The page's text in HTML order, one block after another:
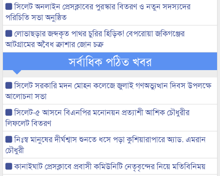
সিলেট অনলাইন প্রেসক্লাবের পুরস্কার বিতরণ ও নতুন সদস্যদের
পরিচিতি সভা অনুষ্ঠিত
লোভাছড়ার জব্দকৃত পাথর চুরির হিড়িক! বেপরোয়া জকিগঞ্জের
আটগ্রামের অবৈধ ক্রাশার জোন চক্র
সর্বাধিক পঠিত খবর
সিলেট সরকারি মদন মোহন কলেজে জুলাই গণঅভ্যুত্থান দিবস উপলক্ষে
আলোচনা সভা
সিলেট-৫ আসনে বিএনপির মনোনয়ন প্রত্যাশী আশিক চৌধুরীর
লিফলেট বিতরণ
নিঃস্ব মানুষের দীর্ঘশ্বাস শুনতে ধসে পড়া কুশিয়ারাপারে অ্যাড. এমরান
চৌধুরী
কানাইঘাট প্রেসক্লাবে প্রবাসী কমিউনিটি নেতৃবৃন্দের নিয়ে মতিবিনিময়